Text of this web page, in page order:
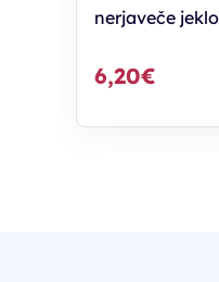
nerjaveče
6,20€